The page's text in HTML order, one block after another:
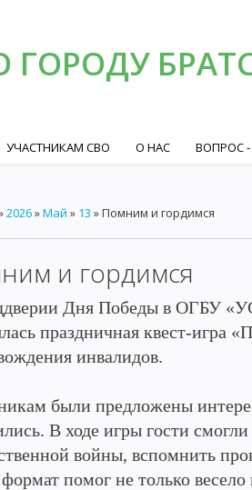
ГОРОДУ
УЧАСТНИКАМ СВО О НАС ВОПРОС -
2026»Май » 13 » Помним и гордимся
и гордимся
Дня Победы в ОГБУ
праздничная квест-игра
инвалидов.
были предложены
В ходе игры гости
войны, вспомнить
помог не только